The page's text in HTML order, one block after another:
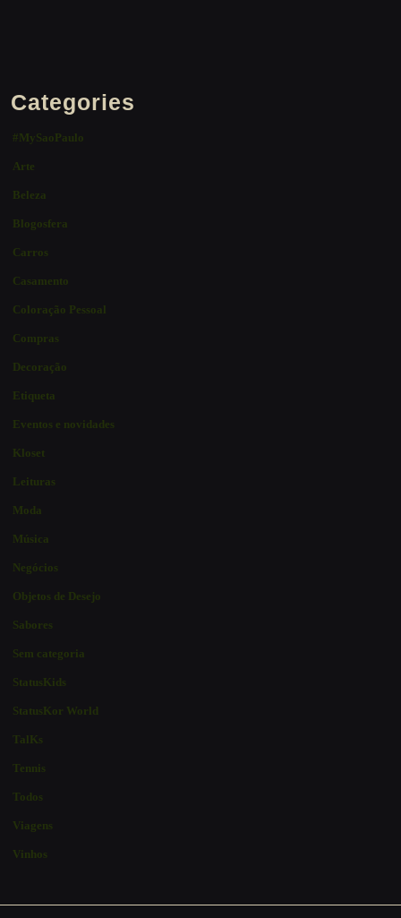
Categories
#MySaoPaulo
Arte
Beleza
Blogosfera
Carros
Casamento
Coloração Pessoal
Compras
Decoração
Etiqueta
Eventos e novidades
Kloset
Leituras
Moda
Música
Negócios
Objetos de Desejo
Sabores
Sem categoria
StatusKids
StatusKor World
TalKs
Tennis
Todos
Viagens
Vinhos